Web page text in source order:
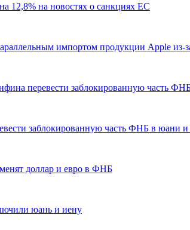
12,8% на новостях о санкциях ЕС
импортом продукции Apple
перевести заблокированную часть
заблокированную часть ФНБ в юани и
доллар и евро в ФНБ
юань и иену